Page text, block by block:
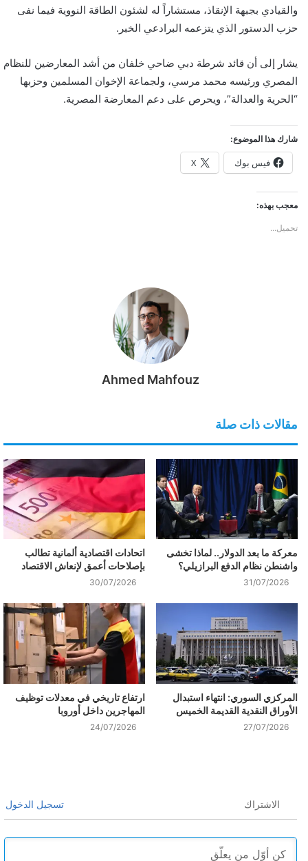
والقيادي بجبهة الإنقاذ، مستشاراً له لشئون الطاقة النووية فيما نفى
حزب الدستور الذي يتزعمه البرادعي الخبر.
يشار إلى أن قائد شرطة دبي ضاحي خلفان من أشد المعارضين للنظام
المصري ورئيسه محمد مرسي، ولجماعة الإخوان المسلمين وحزبها
“الحرية والعدالة”، ويحرص على دعم المعارضة المصرية.
شارك هذا الموضوع:
فيس بوك X
معجب بهذه:
تحميل...
Ahmed Mahfouz
مقالات ذات صلة
معركة ما بعد الدولار.. لماذا تخشى
واشنطن نظام الدفع البرازيلي؟
31/07/2026
اتحادات اقتصادية ألمانية تطالب
بإصلاحات أعمق لإنعاش الاقتصاد
30/07/2026
المركزي السوري: انتهاء استبدال
الأوراق النقدية القديمة الخميس
27/07/2026
ارتفاع تاريخي في معدلات توظيف
المهاجرين داخل أوروبا
24/07/2026
الاشتراك تسجيل الدخول